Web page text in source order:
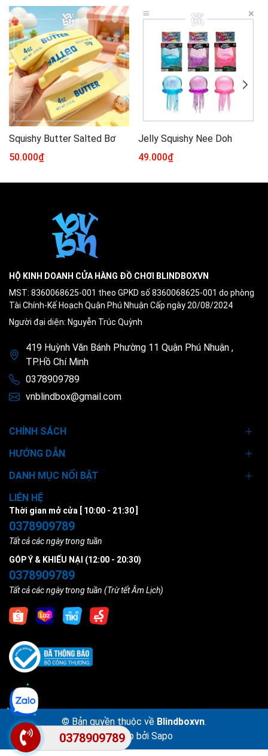
Squishy Butter Salted Bơ
50.000₫
Jelly Squishy Nee Doh
49.000₫
HỘ KINH DOANH CỬA HÀNG ĐỒ CHƠI BLINDBOXVN
MST: 8360068625-001 theo GPKD số 8360068625-001 do phòng
Tài Chính-Kế Hoạch Quận Phú Nhuận Cấp ngày 20/08/2024
Người đại diện: Nguyễn Trúc Quỳnh
419 Huỳnh Văn Bánh Phường 11 Quận Phú Nhuận ,
TP.Hồ Chí Minh
0378909789
vnblindbox@gmail.com
CHÍNH SÁCH
HƯỚNG DẪN
DANH MỤC NỔI BẬT
LIÊN HỆ
Thời gian mở cửa [ 10:00 - 21:30 ]
0378909789
Tất cả các ngày trong tuần
GÓP Ý & KHIẾU NẠI (12:00 - 20:30)
0378909789
Tất cả các ngày trong tuần (Trừ tết Âm Lịch)
© Bản quyền thuộc về Blindboxvn.
Cung cấp bởi Sapo
0378909789